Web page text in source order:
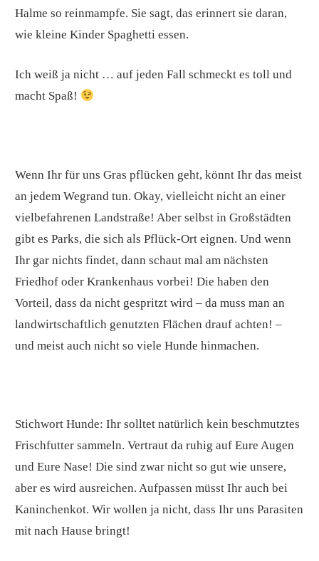
Halme so reinmampfe. Sie sagt, das erinnert sie daran,
wie kleine Kinder Spaghetti essen.
Ich weiß ja nicht … auf jeden Fall schmeckt es toll und
macht Spaß!
Wenn Ihr für uns Gras pflücken geht, könnt Ihr das meist
an jedem Wegrand tun. Okay, vielleicht nicht an einer
vielbefahrenen Landstraße! Aber selbst in Großstädten
gibt es Parks, die sich als Pflück-Ort eignen. Und wenn
Ihr gar nichts findet, dann schaut mal am nächsten
Friedhof oder Krankenhaus vorbei! Die haben den
Vorteil, dass da nicht gespritzt wird – da muss man an
landwirtschaftlich genutzten Flächen drauf achten! –
und meist auch nicht so viele Hunde hinmachen.
Stichwort Hunde: Ihr solltet natürlich kein beschmutztes
Frischfutter sammeln. Vertraut da ruhig auf Eure Augen
und Eure Nase! Die sind zwar nicht so gut wie unsere,
aber es wird ausreichen. Aufpassen müsst Ihr auch bei
Kaninchenkot. Wir wollen ja nicht, dass Ihr uns Parasiten
mit nach Hause bringt!